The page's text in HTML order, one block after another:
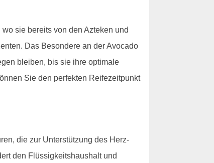
sie bereits von den Azteken und
Das Besondere an der Avocado
bleiben, bis sie ihre optimale
Sie den perfekten Reifezeitpunkt
die zur Unterstützung des Herz-
den Flüssigkeitshaushalt und